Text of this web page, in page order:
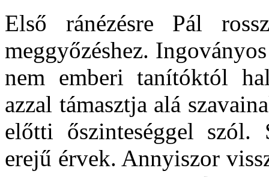
Első ránézésre Pál
meggyőzéshez.
nem emberi tanítóktól
azzal támasztja alá
előtti őszinteséggel szól.
erejű érvek. Annyiszor